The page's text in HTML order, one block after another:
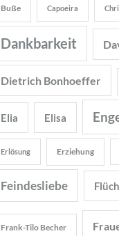
Buße Capoeira
Dankbarkeit
Dietrich Bonhoeffer
Elia Elisa
Erlösung Erziehung
Feindesliebe
Frank-Tilo Becher